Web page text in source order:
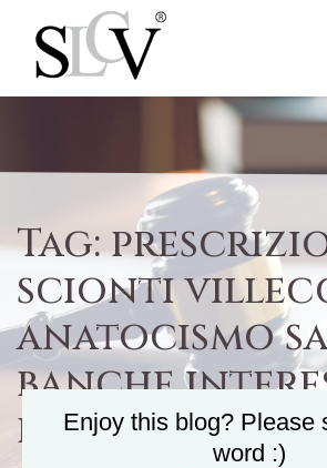
Tag:
scionti
anatocismo
banche
prescrizione
Enjoy this blog? Please
word :)